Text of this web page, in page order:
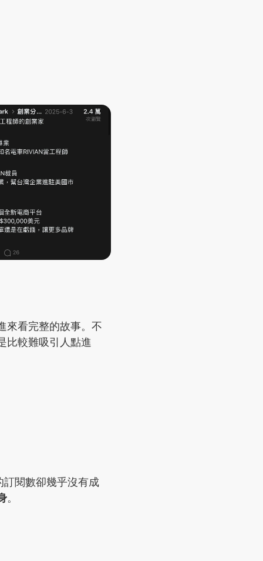
來看完整的故事。不
比較難吸引人點進
閱數卻幾乎沒有成
。